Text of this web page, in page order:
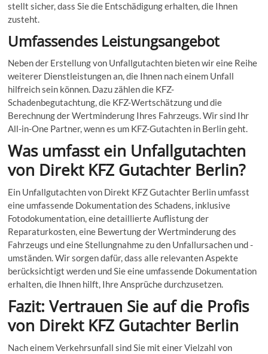
stellt sicher, dass Sie die Entschädigung erhalten, die Ihnen
zusteht.
Umfassendes Leistungsangebot
Neben der Erstellung von Unfallgutachten bieten wir eine Reihe
weiterer Dienstleistungen an, die Ihnen nach einem Unfall
hilfreich sein können. Dazu zählen die KFZ-
Schadenbegutachtung, die KFZ-Wertschätzung und die
Berechnung der Wertminderung Ihres Fahrzeugs. Wir sind Ihr
All-in-One Partner, wenn es um KFZ-Gutachten in Berlin geht.
Was umfasst ein Unfallgutachten
von Direkt KFZ Gutachter Berlin?
Ein Unfallgutachten von Direkt KFZ Gutachter Berlin umfasst
eine umfassende Dokumentation des Schadens, inklusive
Fotodokumentation, eine detaillierte Auflistung der
Reparaturkosten, eine Bewertung der Wertminderung des
Fahrzeugs und eine Stellungnahme zu den Unfallursachen und -
umständen. Wir sorgen dafür, dass alle relevanten Aspekte
berücksichtigt werden und Sie eine umfassende Dokumentation
erhalten, die Ihnen hilft, Ihre Ansprüche durchzusetzen.
Fazit: Vertrauen Sie auf die Profis
von Direkt KFZ Gutachter Berlin
Nach einem Verkehrsunfall sind Sie mit einer Vielzahl von